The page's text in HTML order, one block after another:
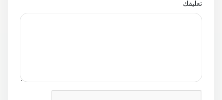
تعليقك